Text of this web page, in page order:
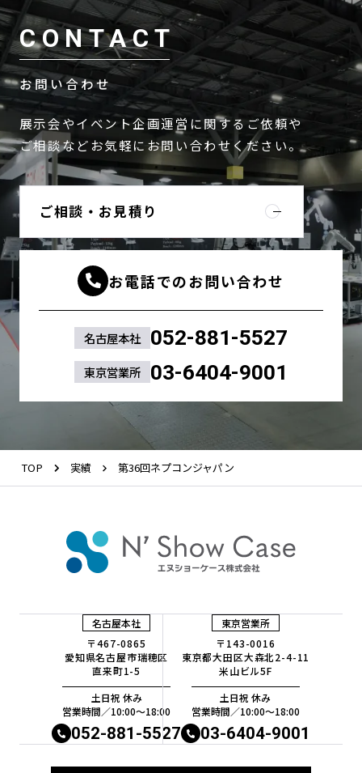
CONTACT
お問い合わせ
展示会やイベント企画運営に関するご依頼や
ご相談などお気軽にお問い合わせください。
ご相談・お見積り
お電話でのお問い合わせ
名古屋本社 052-881-5527
東京営業所 03-6404-9001
TOP 実績 第36回ネプコンジャパン
名古屋本社
〒467-0865
愛知県名古屋市瑞穂区
直来町1-5
土日祝 休み
営業時間／10:00〜18:00
052-881-5527
東京営業所
〒143-0016
東京都大田区大森北2-4-11
米山ビル5F
土日祝 休み
営業時間／10:00〜18:00
03-6404-9001